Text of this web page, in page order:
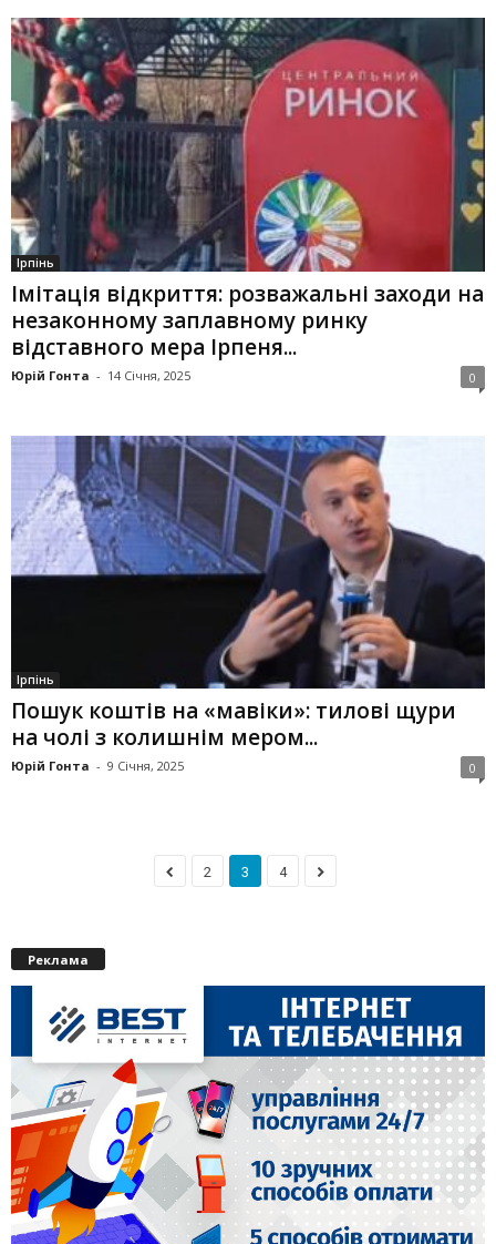
Ірпінь
Імітація відкриття: розважальні заходи на
незаконному заплавному ринку
відставного мера Ірпеня...
Юрій Гонта - 14 Січня, 2025 0
Ірпінь
Пошук коштів на «мавіки»: тилові щури
на чолі з колишнім мером...
Юрій Гонта - 9 Січня, 2025 0
2 3 4
Реклама